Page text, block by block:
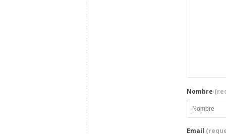
Nombre
Email